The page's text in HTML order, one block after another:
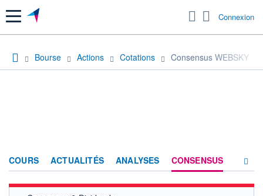
Menu Connexion
Bourse Actions Cotations Consensus WEBSKY
COURS ACTUALITÉS ANALYSES CONSENSUS